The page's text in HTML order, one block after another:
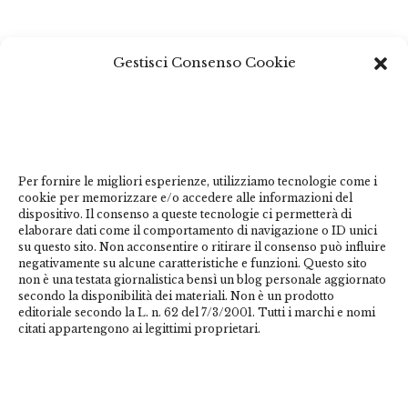
Gestisci Consenso Cookie
Per fornire le migliori esperienze, utilizziamo tecnologie come i
cookie per memorizzare e/o accedere alle informazioni del
dispositivo. Il consenso a queste tecnologie ci permetterà di
elaborare dati come il comportamento di navigazione o ID unici
su questo sito. Non acconsentire o ritirare il consenso può influire
negativamente su alcune caratteristiche e funzioni. Questo sito
non è una testata giornalistica bensì un blog personale aggiornato
secondo la disponibilità dei materiali. Non è un prodotto
editoriale secondo la L. n. 62 del 7/3/2001. Tutti i marchi e nomi
citati appartengono ai legittimi proprietari.
carattere periodico essendo aggiornato secondo la
marchi di terzi, nomi di prodotti, nomi commerciali,
nomi corporativi e società citati possono essere marchi
di proprietà dei rispettivi titolari o marchi registrati
d’altre società e sono stati utilizzati a puro scopo
esplicativo ed a beneficio del possessore, senza alcun
fine di violazione dei diritti di Copyright vigenti. Questo
sito utilizza solo cookie tecnici, in totale rispetto della